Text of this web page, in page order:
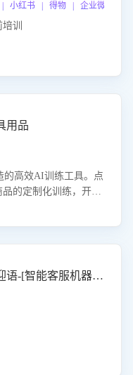
红书 | 得物 | 企业微信
训
用品
的高效AI训练工具。点
的定制化训练，开启
应对能力。
京东-卡片样式发送欢迎语-[智能客服机器人]